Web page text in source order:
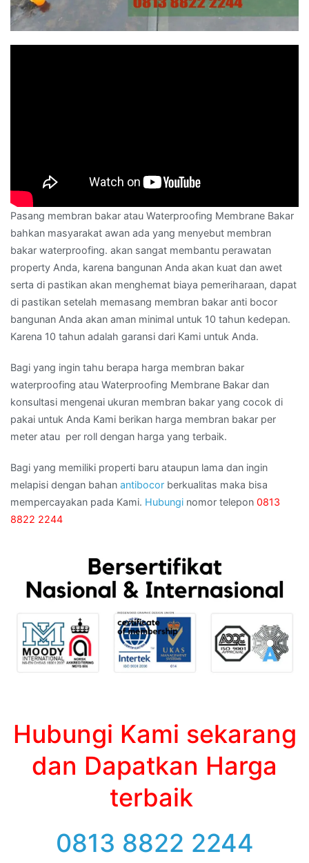
Pasang membran bakar atau Waterproofing Membrane Bakar
bahkan masyarakat awan ada yang menyebut membran
bakar waterproofing. akan sangat membantu perawatan
property Anda, karena bangunan Anda akan kuat dan awet
serta di pastikan akan menghemat biaya pemeriharaan, dapat
di pastikan setelah memasang membran bakar anti bocor
bangunan Anda akan aman minimal untuk 10 tahun kedepan.
Karena 10 tahun adalah garansi dari Kami untuk Anda.
Bagi yang ingin tahu berapa harga membran bakar
waterproofing atau Waterproofing Membrane Bakar dan
konsultasi mengenai ukuran membran bakar yang cocok di
pakai untuk Anda Kami berikan harga membran bakar per
meter atau per roll dengan harga yang terbaik.
Bagi yang memiliki properti baru ataupun lama dan ingin
melapisi dengan bahan antibocor berkualitas maka bisa
mempercayakan pada Kami. Hubungi nomor telepon 0813
8822 2244
Hubungi Kami sekarang
dan Dapatkan Harga
terbaik
0813 8822 2244